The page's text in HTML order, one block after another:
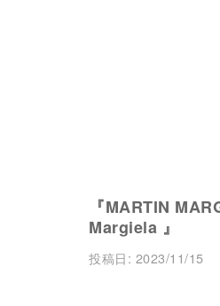
『MARTIN
Margiela 』
投稿日: 2023/11/15